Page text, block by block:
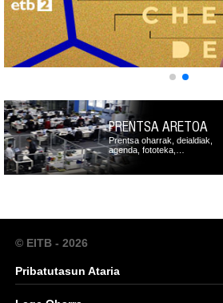
PRENTSA ARETOA
Prentsa oharrak, deialdiak,
agenda, fototeka,…
© EITB - 2026
Pribatutasun Ataria